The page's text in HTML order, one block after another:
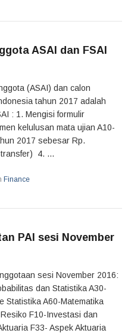
ASAI dan FSAI
(ASAI) dan calon
tahun 2017 adalah
: 1. Mengisi formulir
kelulusan mata ujian A10-
2017 sebesar Rp.
4. ...
Finance
PAI sesi November
sesi November 2016:
dan Statistika A30-
Statistika A60-Matematika
F10-Investasi dan
F33- Aspek Aktuaria